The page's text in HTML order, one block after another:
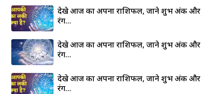
देखे आज का अपना राशिफल, जाने शुभ अंक और
रंग…
देखे आज का अपना राशिफल, जाने शुभ अंक और
रंग…
देखे आज का अपना राशिफल, जाने शुभ अंक और
रंग…